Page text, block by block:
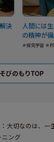
決
人間には
の精神が
＃探究学習 ＃
びのもりTOP
大切なのは、一
ング